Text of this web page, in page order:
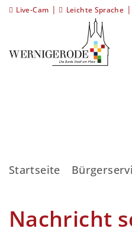
Live-Cam | Leichte Sprache |
Startseite
Nachricht